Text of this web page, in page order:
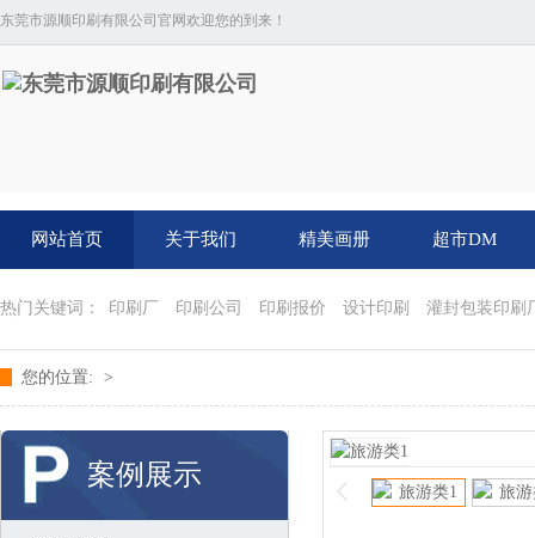
东莞市源顺印刷有限公司官网欢迎您的到来！
网站首页 关于我们 精美画册 超市DM
热门关键词： 印刷厂 印刷公司 印刷报价 设计印刷 灌封包装印刷
您的位置: >
案例展示